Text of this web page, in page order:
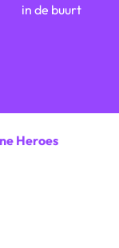
in de buurt
Heroes